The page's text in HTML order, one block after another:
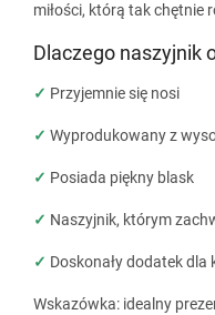
miłości, którą tak chętnie
Dlaczego naszyjnik
✓ Przyjemnie się nosi
✓ Wyprodukowany z
✓ Posiada piękny blask
✓ Naszyjnik, którym
✓ Doskonały dodatek dla
Wskazówka: idealny